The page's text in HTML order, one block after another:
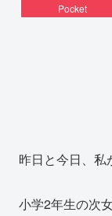
Pocket
昨日と今日、私
小学2年生の次